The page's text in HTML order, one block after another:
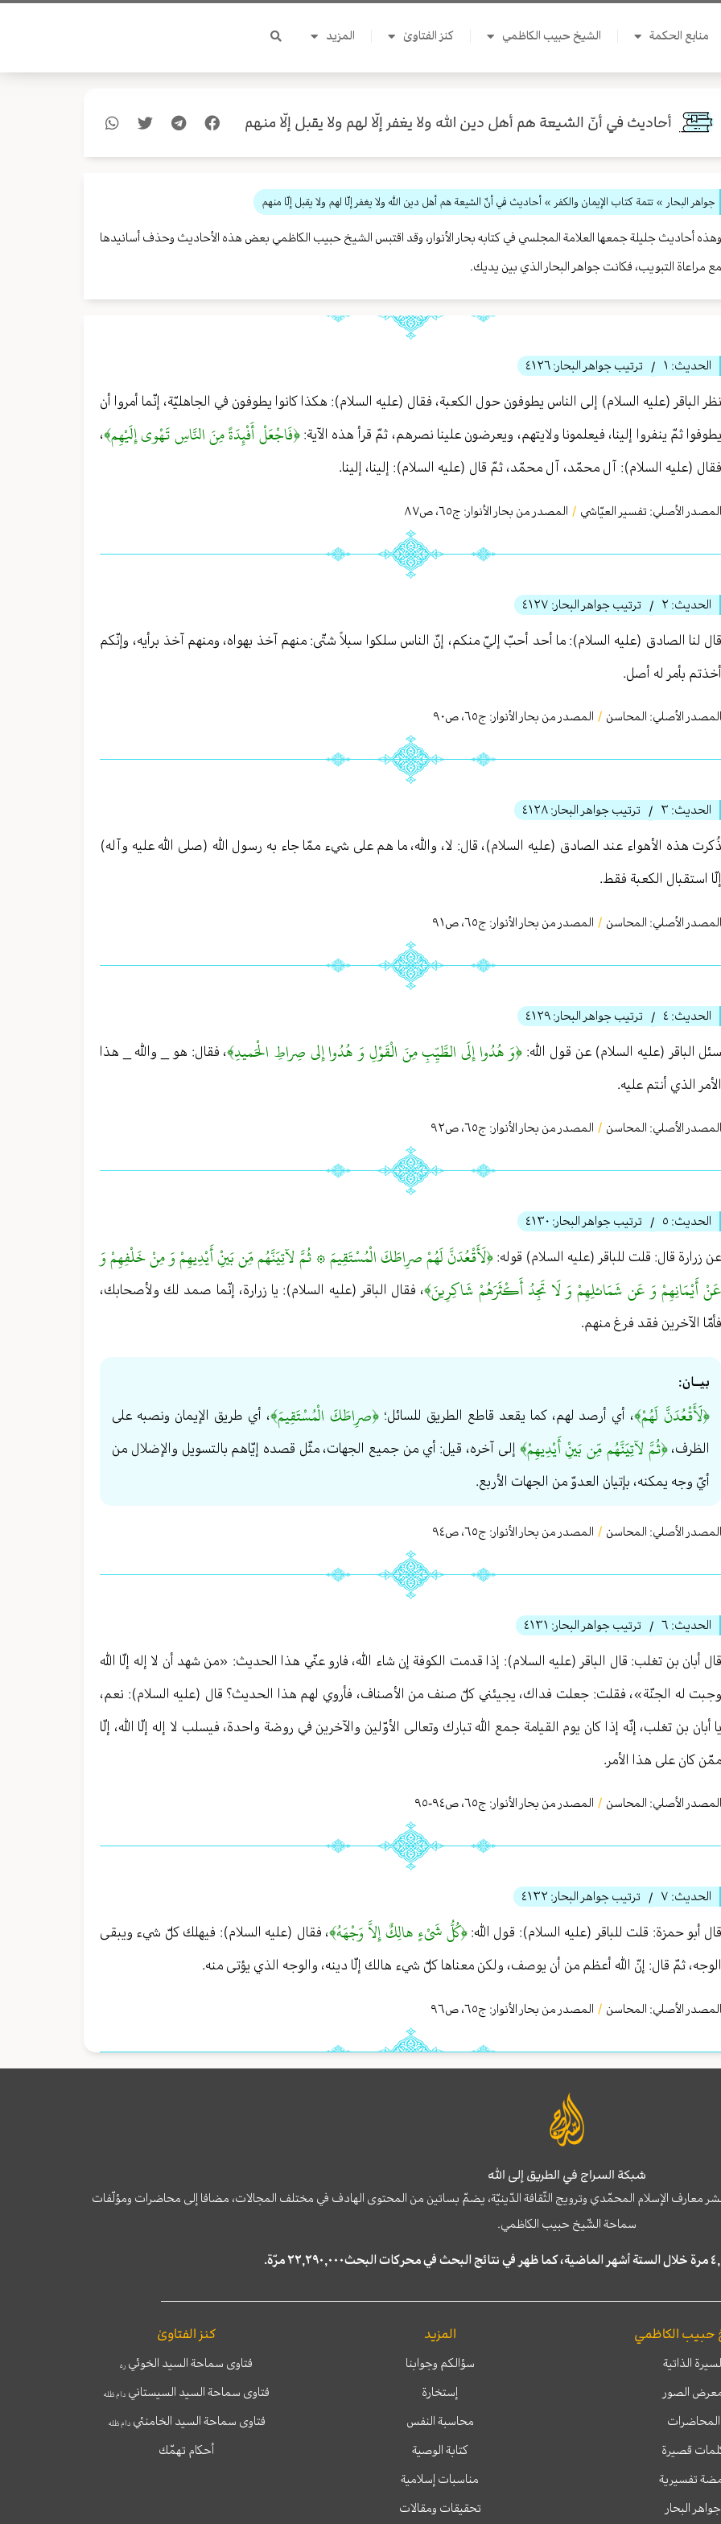
منابع الحكمة الشيخ حبيب الكاظمي كنز الفتاوىٰ المزيد
أحاديث في أنّ الشيعة هم أهل دين الله ولا يغفر إلّا لهم ولا يقبل إلّا منهم
جواهر البحار » تتمة كتاب الإيمان والكفر » أحاديث في أنّ الشيعة هم أهل دين الله ولا يغفر إلّا لهم ولا يقبل إلّا منهم
وهذه أحاديث جليلة جمعها العلامة المجلسي في كتابه بحار الأنوار، وقد اقتبس الشيخ حبيب الكاظمي بعض هذه الأحاديث وحذف أسانيدها
مع مراعاة التبويب، فكانت جواهر البحار الذي بين يديك.
الحديث: ١ / ترتيب جواهر البحار: ٤١٢٦
نظر الباقر (عليه السلام) إلى الناس يطوفون حول الكعبة، فقال (عليه السلام): هكذا كانوا يطوفون في الجاهليّة، إنّما أمروا أن
يطوفوا ثمّ ينفروا إلينا، فيعلمونا ولايتهم، ويعرضون علينا نصرهم، ثمّ قرأ هذه الآية:﴿فَاجْعَلْ أَفْئِدَةً مِنَ النَّاسِ تَهْوي إِلَيْهِم﴾،
فقال (عليه السلام): آل محمّد، آل محمّد، ثمّ قال (عليه السلام): إلينا، إلينا.
المصدر الأصلي: تفسير العيّاشي / المصدر من بحار الأنوار: ج٦٥، ص٨٧
الحديث: ٢ / ترتيب جواهر البحار: ٤١٢٧
قال لنا الصادق (عليه السلام): ما أحد أحبّ إليّ منكم، إنّ الناس سلكوا سبلاً شتّى: منهم آخذ بهواه، ومنهم آخذ برأيه، وإنّكم
أخذتم بأمر له أصل.
المصدر الأصلي: المحاسن / المصدر من بحار الأنوار: ج٦٥، ص٩۰
الحديث: ٣ / ترتيب جواهر البحار: ٤١٢٨
ذُكرت هذه الأهواء عند الصادق (عليه السلام)، قال: لا، والله، ما هم على شيء ممّا جاء به رسول الله (صلى الله عليه وآله)
إلّا استقبال الكعبة فقط.
المصدر الأصلي: المحاسن / المصدر من بحار الأنوار: ج٦٥، ص٩١
الحديث: ٤ / ترتيب جواهر البحار: ٤١٢٩
سئل الباقر (عليه السلام) عن قول الله: ﴿وَ هُدُوا إِلَى الطَّيِّبِ مِنَ الْقَوْلِ وَ هُدُوا إِلى‏ صِراطِ الْحَميدِ﴾، فقال: هو _ والله _ هذا
الأمر الذي أنتم عليه.
المصدر الأصلي: المحاسن / المصدر من بحار الأنوار: ج٦٥، ص٩٢
الحديث: ٥ / ترتيب جواهر البحار: ٤١٣٠
عن زرارة قال: قلت للباقر (عليه السلام) قوله:﴿لَأَقْعُدَنَّ لَهُمْ صرِاطَكَ الْمُسْتَقِيمَ ۞ ثُمَّ لآتِيَنَّهُم مِّن بَينْ‏ِ أَيْدِيهِمْ وَ مِنْ خَلْفِهِمْ وَ
عَنْ أَيْمَانِهِمْ وَ عَن شَمَائلِهِمْ وَ لَا تَجِدُ أَكْثَرَهُمْ شَاكِرِينَ﴾، فقال الباقر (عليه السلام): يا زرارة، إنّما صمد لك ولأصحابك،
فأمّا الآخرين فقد فرغ منهم.
بيــان:
﴿لَأَقْعُدَنَّ لَهُمْ﴾، أي أرصد لهم، كما يقعد قاطع الطريق للسائل؛﴿صرِاطَكَ الْمُسْتَقِيمَ﴾، أي طريق الإيمان ونصبه على
الظرف،﴿ثُمَّ لآتِيَنَّهُم مِّن بَينْ‏ِ أَيْدِيهِمْ﴾ إلى آخره، قيل: أي من جميع الجهات، مثّل قصده إيّاهم بالتسويل والإضلال من
أيّ وجه يمكنه، بإتيان العدوّ من الجهات الأربع.
المصدر الأصلي: المحاسن / المصدر من بحار الأنوار: ج٦٥، ص٩٤
الحديث: ٦ / ترتيب جواهر البحار: ٤١٣١
قال أبان بن تغلب: قال الباقر (عليه السلام): إذا قدمت الكوفة إن شاء الله، فارو عنّي هذا الحديث: «من شهد أن لا إله إلّا الله
وجبت له الجنّة»، فقلت: جعلت فداك، يجيئني كلّ صنف من الأصناف، فأروي لهم هذا الحديث؟ قال (عليه السلام): نعم،
يا أبان بن تغلب، إنّه إذا كان يوم القيامة جمع الله تبارك وتعالى الأوّلين والآخرين في روضة واحدة، فيسلب لا إله إلّا الله، إلّا
ممّن كان على هذا الأمر.
المصدر الأصلي: المحاسن / المصدر من بحار الأنوار: ج٦٥، ص٩٤-٩٥
الحديث: ٧ / ترتيب جواهر البحار: ٤١٣٢
قال أبو حمزة: قلت للباقر (عليه السلام): قول الله:﴿كُلُّ شَيْ‏ءٍ هالِكٌ إِلاَّ وَجْهَهُ﴾، فقال (عليه السلام): فيهلك كلّ شيء ويبقى
الوجه، ثمّ قال: إنّ الله أعظم من أن يوصف، ولكن معناها كلّ شيء هالك إلّا دينه، والوجه الذي يؤتى منه.
المصدر الأصلي: المحاسن / المصدر من بحار الأنوار: ج٦٥، ص٩٦
شبكة السراج في الطريق إلى الله
معارف الإسلام المحمّدي وترويج الثّقافة الدّينيّة، يضمّ بساتين من المحتوى الهادف في مختلف المجالات، مضافا إلى محاضرات ومؤلّفات
سماحة الشّيخ حبيب الكاظمي.
حبيب الكاظمي
الذاتية
الصور
المحاضرات
قصيرة
تفسيرية
جواهر البحار
المزيد
سؤالكم وجوابنا
إستخارة
محاسبة النفس
كتابة الوصية
مناسبات إسلامية
تحقيقات ومقالات
كنز الفتاوىٰ
فتاوى سماحة السيد الخوئي ره
فتاوى سماحة السيد السيستاني دام ظله
فتاوى سماحة السيد الخامنئيدام ظله
أحكام تهمّك